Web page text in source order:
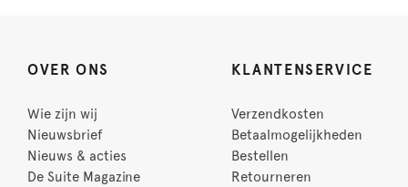
OVER ONS
Wie zijn wij
Nieuwsbrief
Nieuws & acties
De Suite Magazine
KLANTENSERVICE
Verzendkosten
Betaalmogelijkheden
Bestellen
Retourneren